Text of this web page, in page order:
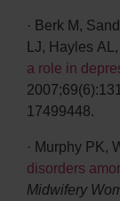
· Berk M,
LJ, Hayles
a role in
17499448.
· Murphy PK,
disorders
Midwifery